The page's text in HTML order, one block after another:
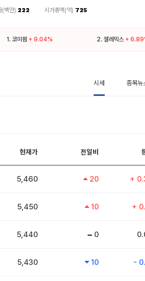
(백만) 222 시가총액(억) 725
1. 코미팜 + 9.04% 2. 셀레믹스 +
시세 종목뉴